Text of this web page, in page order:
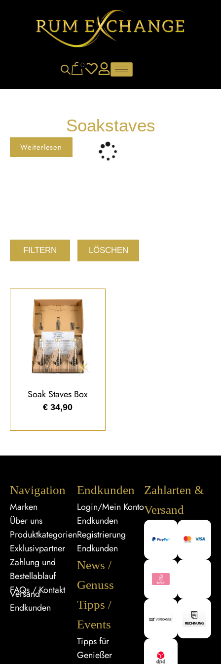
0
Soakstaves
Weiterlesen
FILTERN LÖSCHEN
Soak Staves Box
€ 34,90
Navigation
Marken
Über uns
Produktkategorien
Exklusivpartner
Zahlung und
Bestellablauf
FAQs / Kontakt
Versand
Endkunden
Endkunden
Login/Mein Konto
Endkunden
Registrierung
Endkunden
News /
Genuss
Tipps /
Events
Tipps für
Genießer
Zahlarten &
Versand